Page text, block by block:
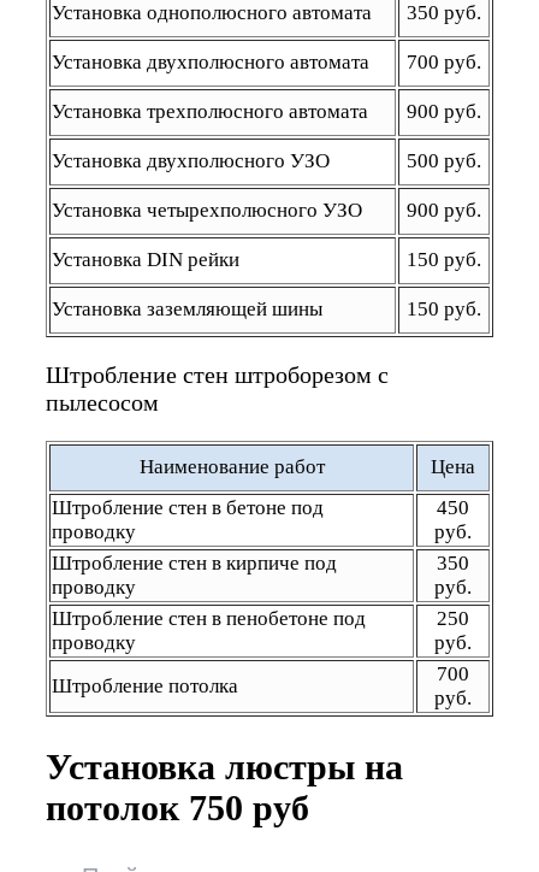
Установка однополюсного автомата
350 руб.
Установка двухполюсного автомата 700 руб.
Установка трехполюсного автомата 900 руб.
Установка двухполюсного УЗО 500 руб.
Установка четырехполюсного УЗО 900 руб.
Установка DIN рейки 150 руб.
Установка заземляющей шины 150 руб.
Штробление стен штроборезом с
пылесосом
Наименование работ
Цена
Штробление стен в бетоне под
проводку
450
руб.
Штробление стен в кирпиче под
проводку
350
руб.
Штробление стен в пенобетоне под
проводку
250
руб.
Штробление потолка
700
руб.
Установка люстры на
потолок 750 руб